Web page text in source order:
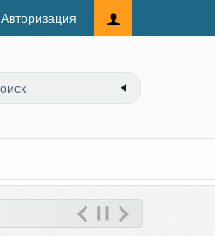
Авторизация